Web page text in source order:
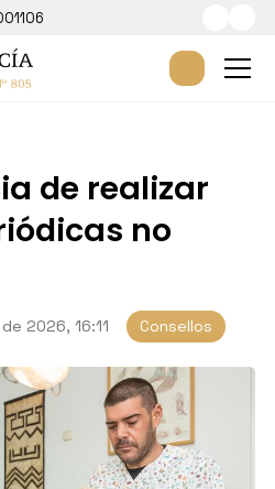
de realizar
no
2026, 16:11 Consellos